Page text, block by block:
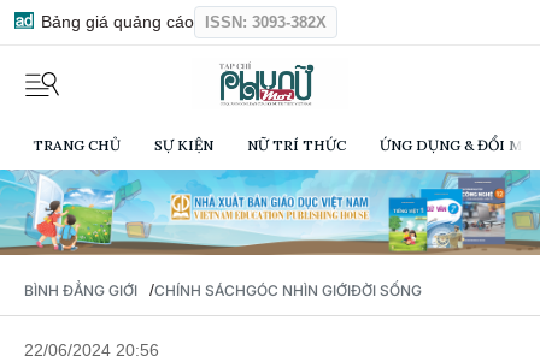
Bảng giá quảng cáo ISSN: 3093-382X
TRANG CHỦ SỰ KIỆN NỮ TRÍ THỨC ỨNG DỤNG & ĐỔI
BÌNH ĐẲNG GIỚI /CHÍNH SÁCHGÓC NHÌN GIỚIĐỜI SỐNG
22/06/2024 20:56